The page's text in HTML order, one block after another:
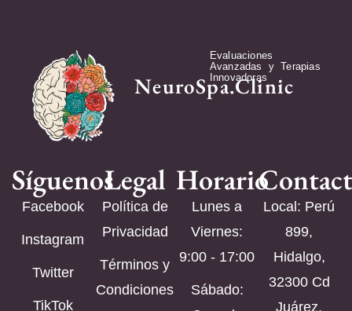
NeuroSpa.Clinic
Evaluaciones
Avanzadas y Terapias
Innovadoras
Síguenos
Facebook
Instagram
Twitter
TikTok
Legal
Política de
Privacidad
Términos y
Condiciones
Horario
Lunes a
Viernes:
9:00 - 17:00
Sábado:
Local: Perú
899,
Hidalgo,
32300 Cd
Juárez,